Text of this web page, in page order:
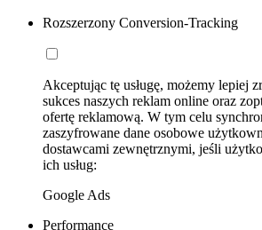
Rozszerzony Conversion-Tracking
Akceptując tę usługę, możemy lepiej
sukces naszych reklam online oraz
ofertę reklamową. W tym celu
zaszyfrowane dane osobowe
dostawcami zewnętrznymi, jeśli
ich usług:
Google Ads
Performance